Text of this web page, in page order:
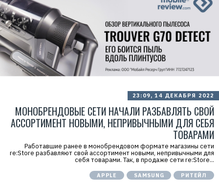
23:09, 14 ДЕКАБРЯ 2022
МОНОБРЕНДОВЫЕ СЕТИ НАЧАЛИ РАЗБАВЛЯТЬ СВОЙ
АССОРТИМЕНТ НОВЫМИ, НЕПРИВЫЧНЫМИ ДЛЯ СЕБЯ
ТОВАРАМИ
Работавшие ранее в монобрендовом формате магазины сети
re:Store разбавляют свой ассортимент новыми, непривычными для
себя товарами. Так, в продаже сети re:Store...
APPLE SAMSUNG РИТЕЙЛ